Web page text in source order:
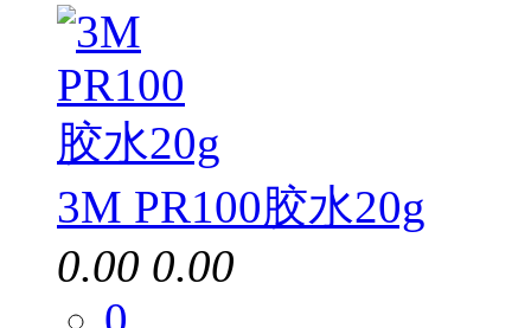
3M PR100胶水20g
0.00 0.00